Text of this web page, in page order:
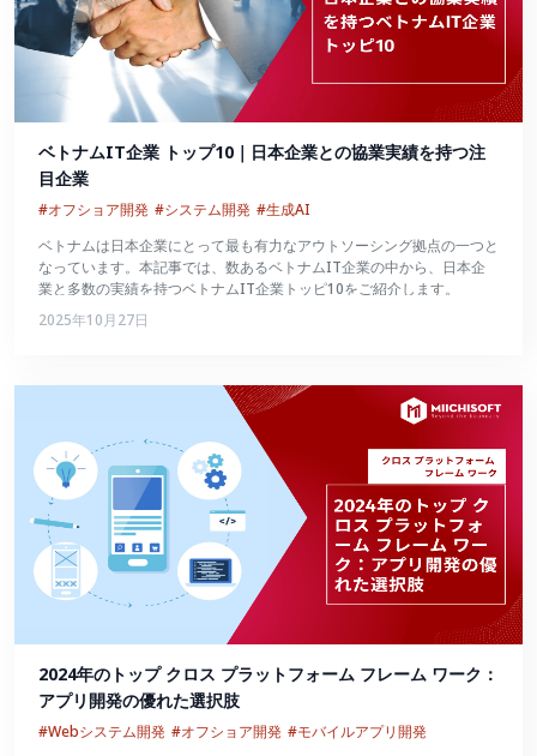
ベトナムIT企業 トップ10｜日本企業との協業実績を持つ注
目企業
#オフショア開発 #システム開発 #生成AI
ベトナムは日本企業にとって最も有力なアウトソーシング拠点の一つと
なっています。本記事では、数あるベトナムIT企業の中から、日本企
業と多数の実績を持つベトナムIT企業トッピ10をご紹介します。
2025年10月27日
2024年のトップ クロス プラットフォーム フレーム ワーク：
アプリ開発の優れた選択肢
#Webシステム開発 #オフショア開発 #モバイルアプリ開発